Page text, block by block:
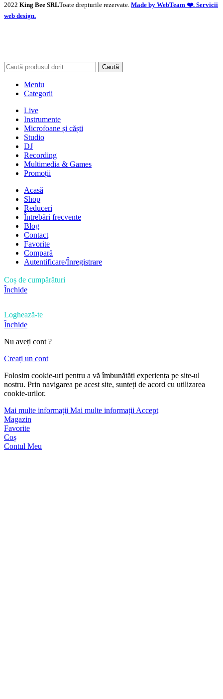
2022 King Bee SRLToate drepturile rezervate. Made by WebTeam ❤️. Servicii
web design.
Caută
Meniu
Categorii
Live
Instrumente
Microfoane și căști
Studio
DJ
Recording
Multimedia & Games
Promoții
Acasă
Shop
Reduceri
Întrebări frecvente
Blog
Contact
Favorite
Compară
Autentificare/Înregistrare
Coș de cumpărături
Închide
Loghează-te
Închide
Nu aveți cont ?
Creați un cont
Folosim cookie-uri pentru a vă îmbunătăți experiența pe site-ul
nostru. Prin navigarea pe acest site, sunteți de acord cu utilizarea
cookie-urilor.
Mai multe informații Mai multe informații Accept
Magazin
Favorite
Coș
Contul Meu